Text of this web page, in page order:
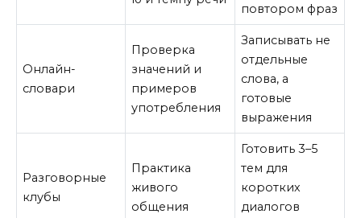
повтором фраз
Онлайн-
словари
Проверка
значений и
примеров
употребления
Записывать не
отдельные
слова, а
готовые
выражения
Разговорные
клубы
Практика
живого
общения
Готовить 3–5
тем для
коротких
диалогов